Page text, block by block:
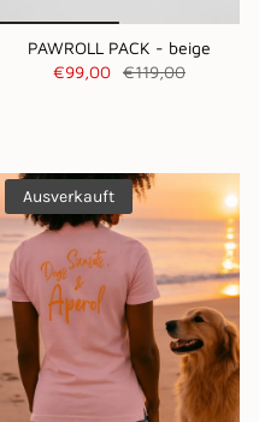
PAWROLL PACK - beige
€99,00 €119,00
Ausverkauft